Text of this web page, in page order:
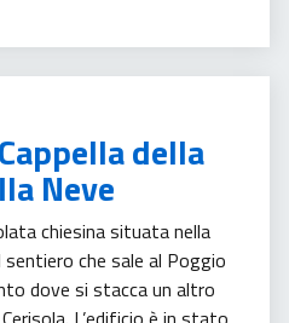
della
Neve
chiesina situata nella
che sale al Poggio
dove si stacca un altro